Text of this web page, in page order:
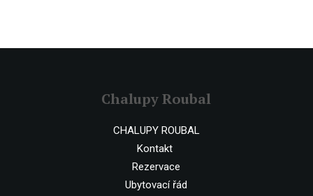
Chalupy Roubal
CHALUPY ROUBAL
Kontakt
Rezervace
Ubytovací řád